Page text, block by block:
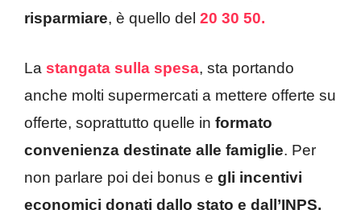
risparmiare, è quello del 20 30 50.
La stangata sulla spesa, sta portando
anche molti supermercati a mettere offerte su
offerte, soprattutto quelle in formato
convenienza destinate alle famiglie. Per
non parlare poi dei bonus e gli incentivi
economici donati dallo stato e dall’INPS.